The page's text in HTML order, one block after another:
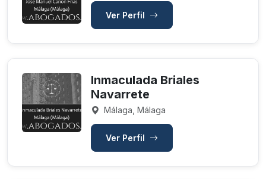
Ver Perfil
Inmaculada Briales
Navarrete
Málaga, Málaga
Ver Perfil